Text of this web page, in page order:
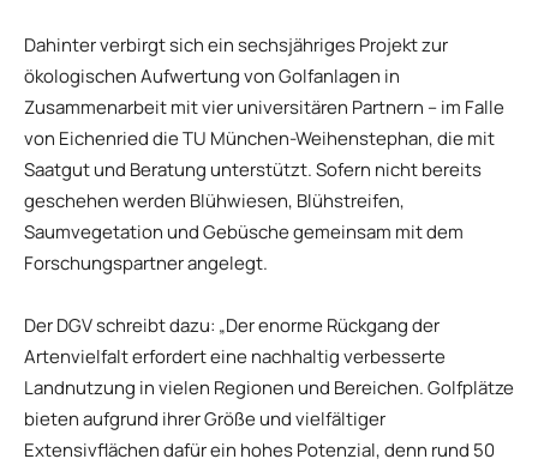
Dahinter verbirgt sich ein sechsjähriges Projekt zur
ökologischen Aufwertung von Golfanlagen in
Zusammenarbeit mit vier universitären Partnern – im Falle
von Eichenried die TU München-Weihenstephan, die mit
Saatgut und Beratung unterstützt. Sofern nicht bereits
geschehen werden Blühwiesen, Blühstreifen,
Saumvegetation und Gebüsche gemeinsam mit dem
Forschungspartner angelegt.
Der DGV schreibt dazu: „Der enorme Rückgang der
Artenvielfalt erfordert eine nachhaltig verbesserte
Landnutzung in vielen Regionen und Bereichen. Golfplätze
bieten aufgrund ihrer Größe und vielfältiger
Extensivflächen dafür ein hohes Potenzial, denn rund 50